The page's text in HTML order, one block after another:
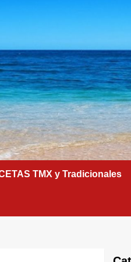
TMX y Tradicionales